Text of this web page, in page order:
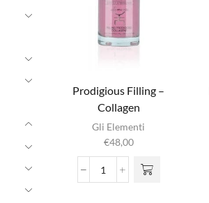
Prodigious Filling –
Collagen
Gli Elementi
€48,00
Prodigious